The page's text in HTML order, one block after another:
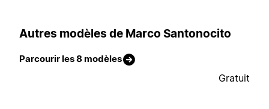
Autres modèles de Marco Santonocito
Parcourir les 8 modèles
Gratuit